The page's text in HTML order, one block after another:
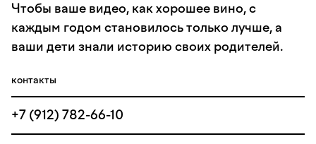
Чтобы ваше видео, как хорошее вино, с
каждым годом становилось только лучше, а
ваши дети знали историю своих родителей.
контакты
+7 (912) 782-66-10